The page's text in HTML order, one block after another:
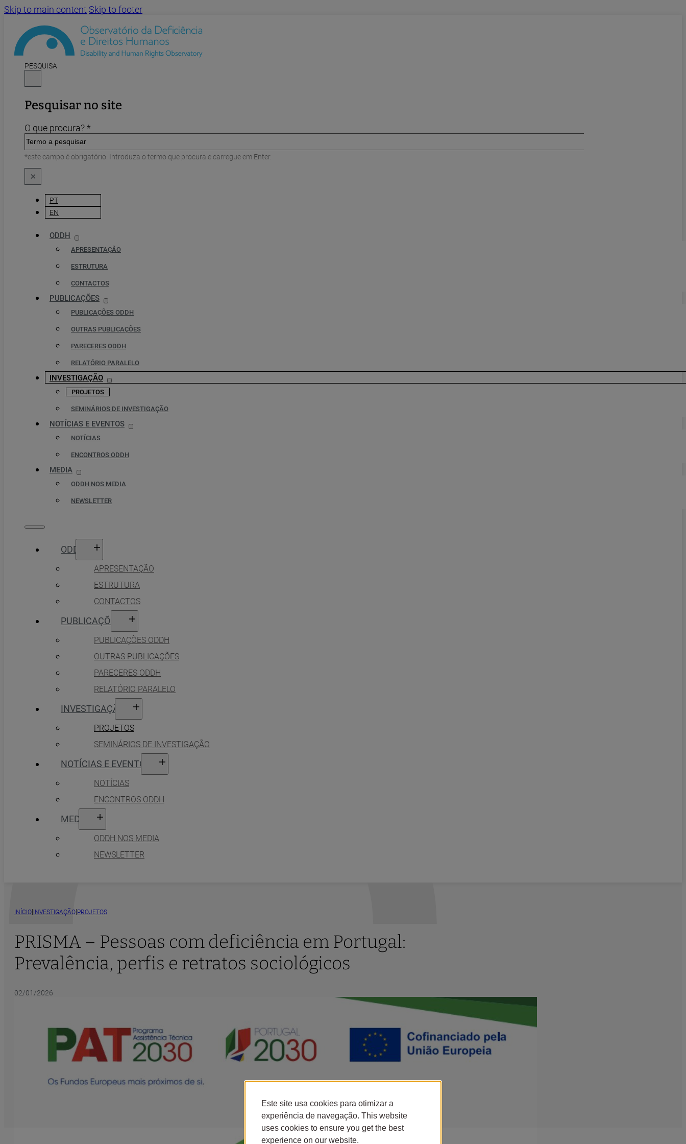
Skip to main content Skip to footer
PESQUISA
Pesquisar no site
O que procura? *
*este campo é obrigatório. Introduza o termo que procura e carregue em Enter.
×
PT
EN
ODDH
APRESENTAÇÃO
ESTRUTURA
CONTACTOS
PUBLICAÇÕES
PUBLICAÇÕES ODDH
OUTRAS PUBLICAÇÕES
PARECERES ODDH
RELATÓRIO PARALELO
INVESTIGAÇÃO
PROJETOS
SEMINÁRIOS DE INVESTIGAÇÃO
NOTÍCIAS E EVENTOS
NOTÍCIAS
ENCONTROS ODDH
MEDIA
ODDH NOS MEDIA
NEWSLETTER
ODDH
APRESENTAÇÃO
ESTRUTURA
CONTACTOS
PUBLICAÇÕES
PUBLICAÇÕES ODDH
OUTRAS PUBLICAÇÕES
PARECERES ODDH
RELATÓRIO PARALELO
INVESTIGAÇÃO
PROJETOS
SEMINÁRIOS DE INVESTIGAÇÃO
NOTÍCIAS E EVENTOS
NOTÍCIAS
ENCONTROS ODDH
MEDIA
ODDH NOS MEDIA
NEWSLETTER
INÍCIO| INVESTIGAÇÃO|PROJETOS
PRISMA – Pessoas com deficiência em Portugal:
Prevalência, perfis e retratos sociológicos
02/01/2026
Este site usa cookies para otimizar a
experiência de navegação. This website
uses cookies to ensure you get the best
experience on our website.